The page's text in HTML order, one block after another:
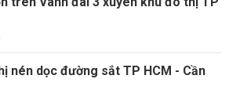
nén dọc đường sắt TP HCM - Cần